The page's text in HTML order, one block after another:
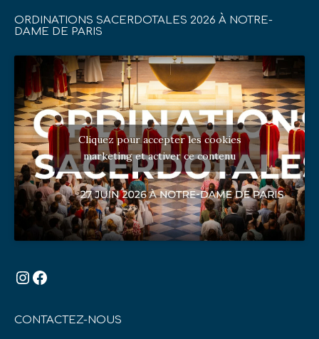
ORDINATIONS SACERDOTALES 2026 À NOTRE-
DAME DE PARIS
Cliquez pour accepter les cookies
marketing et activer ce contenu
Instagram
Facebook
CONTACTEZ-NOUS